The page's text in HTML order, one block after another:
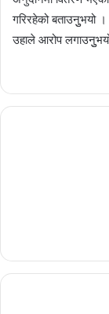
गरिरहेको बताउनुुभयो
उहाले आरोप